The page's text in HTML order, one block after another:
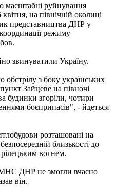
масштабні руйнування
на північній околиці
представництва ДНР у
режиму
звинуватили Україну.
обстрілу з боку українських
Зайцеве на півночі
будинки згоріли, чотири
боєприпасів", - йдеться
розташовані на
близькості до
вогнем.
ДНР не змогли вчасно
він.